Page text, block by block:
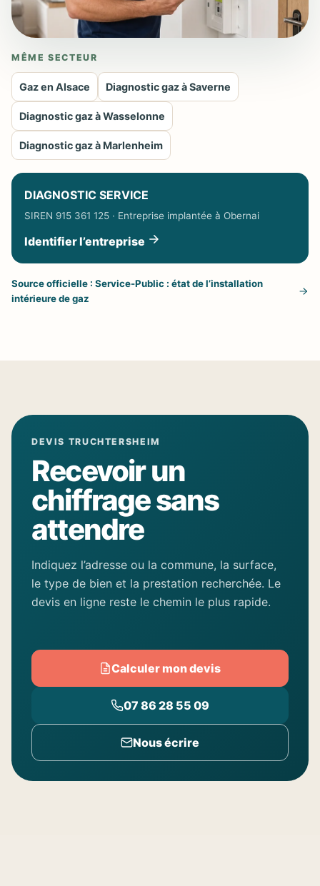
MÊME SECTEUR
Gaz en Alsace Diagnostic gaz à Saverne
Diagnostic gaz à Wasselonne
Diagnostic gaz à Marlenheim
DIAGNOSTIC SERVICE
SIREN 915 361 125 · Entreprise implantée à Obernai
Identifier l’entreprise
Source officielle : Service-Public : état de l’installation
intérieure de gaz
DEVIS TRUCHTERSHEIM
Recevoir un
chiffrage sans
attendre
Indiquez l’adresse ou la commune, la surface,
le type de bien et la prestation recherchée. Le
devis en ligne reste le chemin le plus rapide.
Calculer mon devis
07 86 28 55 09
Nous écrire